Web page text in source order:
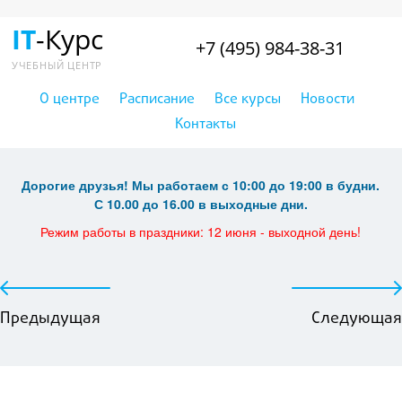
IT-Курс
УЧЕБНЫЙ ЦЕНТР
О центре Расписание Все курсы
Новости
Контакты
+7 (495) 984-38-31
Дорогие друзья! Мы работаем с 10:00 до 19:00 в будни.
С 10.00 до 16.00 в выходные дни.
Режим работы в праздники: 12 июня - выходной день!
Предыдущая Следующая